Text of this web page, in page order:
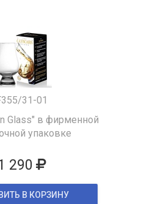
31-01
Glass" в фирменной
упаковке
290
В КОРЗИНУ